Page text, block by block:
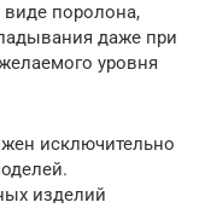
поролона,
даже при
уровня
исключительно
изделий